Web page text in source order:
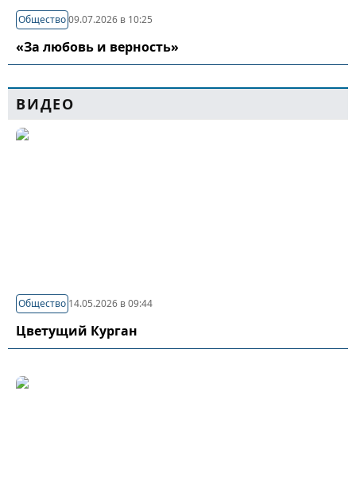
Общество09.07.2026 в 10:25
«За любовь и верность»
ВИДЕО
Общество 14.05.2026 в 09:44
Цветущий Курган